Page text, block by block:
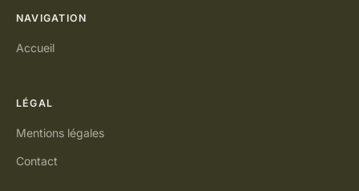
NAVIGATION
Accueil
LÉGAL
Mentions légales
Contact